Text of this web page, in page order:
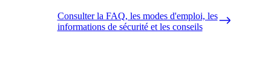
Consulter la FAQ, les modes d'emploi, les
informations de sécurité et les conseils